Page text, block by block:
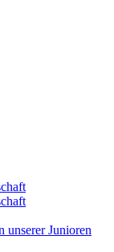
unserer Junioren